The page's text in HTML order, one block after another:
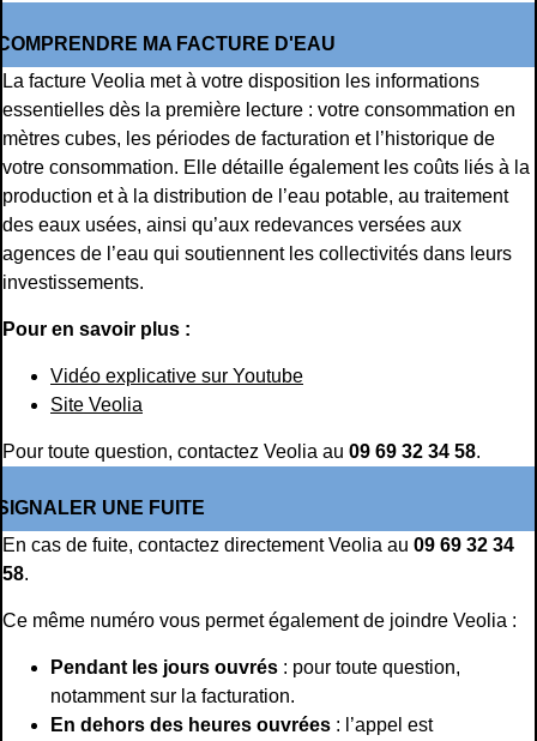
MA FACTURE D'EAU
La facture Veolia met à votre disposition les informations
essentielles dès la première lecture : votre consommation en
mètres cubes, les périodes de facturation et l’historique de
votre consommation. Elle détaille également les coûts liés à la
production et à la distribution de l’eau potable, au traitement
des eaux usées, ainsi qu’aux redevances versées aux
agences de l’eau qui soutiennent les collectivités dans leurs
investissements.
Pour en savoir plus :
Vidéo explicative sur Youtube
Site Veolia
Pour toute question, contactez Veolia au 09 69 32 34 58.
UNE FUITE
En cas de fuite, contactez directement Veolia au 09 69 32 34
58.
Ce même numéro vous permet également de joindre Veolia :
Pendant les jours ouvrés : pour toute question,
notamment sur la facturation.
En dehors des heures ouvrées : l’appel est